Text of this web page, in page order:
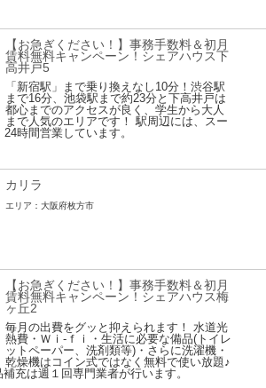
【お急ぎください！】事務手数料＆初月
賃料無料キャンペーン！シェアハウス下
高井戸5
「新宿駅」まで乗り換えなし10分！渋谷駅
まで16分、池袋駅まで約23分と下高井戸は
都心までのアクセスが良く、学生から大人
まで人気のエリアです！ 駅周辺には、スー
時間営業しています。
カリラ
エリア：大阪府枚方市
【お急ぎください！】事務手数料＆初月
賃料無料キャンペーン！シェアハウス梅
ヶ丘2
毎月の出費をグッと抑えられます！ 水道光
熱費・Ｗｉ-ｆｉ・生活に必要な備品(トイレ
ットペーパー、洗剤類等)・さらに洗濯機・
乾燥機はコイン式ではなく無料で使い放題♪
充は週１回専門業者が行います。